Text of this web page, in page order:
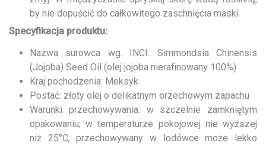
by nie dopuścić do całkowitego zaschnięcia maski
Specyfikacja produktu:
Nazwa surowca wg. INCI: Simmondsia Chinensis
(Jojoba) Seed Oil (olej jojoba nierafinowany 100%)
Kraj pochodzenia: Meksyk
Postać: złoty olej o delikatnym orzechowym zapachu
Warunki przechowywania: w szczelnie zamkniętym
opakowaniu; w temperaturze pokojowej nie wyższej
niż 25°C, przechowywany w lodówce może lekko